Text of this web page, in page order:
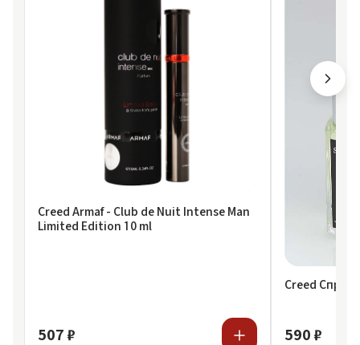
Creed Armaf - Club de Nuit Intense Man
Limited Edition 10 ml
507 ₽
Creed Спрей
590 ₽